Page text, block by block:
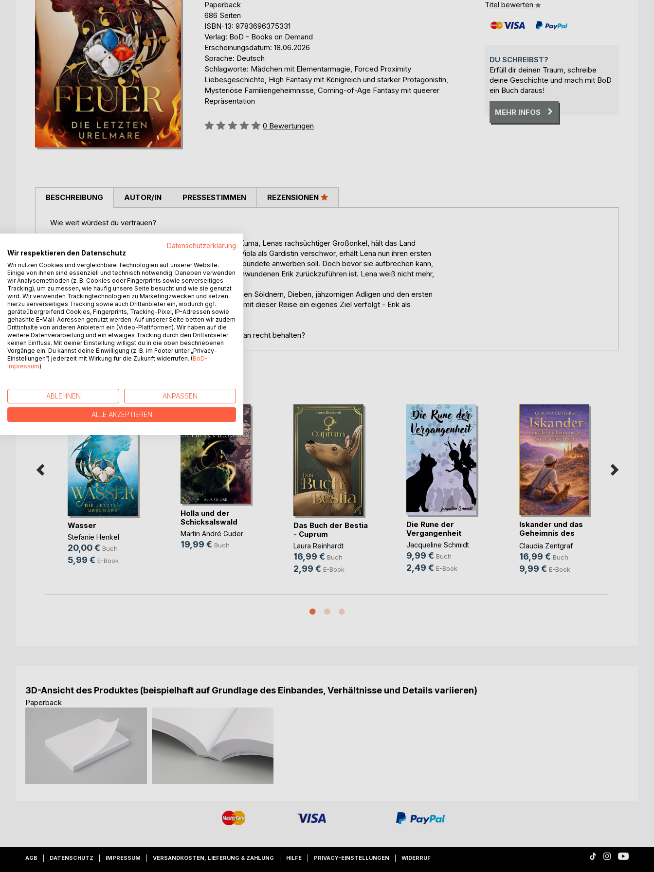
Paperback
686 Seiten
ISBN-13: 9783696375331
Verlag: BoD - Books on Demand
Erscheinungsdatum: 18.06.2026
Sprache: Deutsch
Schlagworte: Mädchen mit Elementarmagie, Forced Proximity
Liebesgeschichte, High Fantasy mit Königreich und starker Protagonistin,
Mysteriöse Familiengeheimnisse, Coming-of-Age Fantasy mit queerer
Repräsentation
Bewertung::
0 Bewertungen
Titel bewerten
DU SCHREIBST?
Erfüll dir deinen Traum, schreibe
deine Geschichte und mach mit BoD
ein Buch daraus!
MEHR INFOS
BESCHREIBUNG
Wie weit würdest du vertrauen?
Der erste Sieg für die Rebellion ist errungen, doch König Zuma, Lenas rachsüchtiger Großonkel, hält das Land
weiterhin in seinen Fängen. Nachdem sie sich Prinzessin Viola als Gardistin verschwor, erhält Lena nun ihren ersten
Auftrag: eine Reise durch ganz Elso, bei der sie adlige Verbündete anwerben soll. Doch bevor sie aufbrechen kann,
kommt es zu einem grausamen Vorfall, der auf den verschwundenen Erik zurückzuführen ist. Lena weiß nicht mehr,
was sie glauben soll. Ist er doch ein Verräter?
Séran wird zu ihrem neuen Reisebegleiter ernannt. Zwischen Söldnern, Dieben, jähzornigen Adligen und den ersten
Funken ihres neuen Elements ahnt Lena nicht, dass Séran mit dieser Reise ein eigenes Ziel verfolgt - Erik als
Verräter zu entlarven, koste es, was es wolle ...
Wird Lena Eriks Unschuld beweisen können oder wird Séran recht behalten?
AUTOR/IN PRESSESTIMMEN REZENSIONEN
Wasser
Stefanie Henkel
20,00 € Buch
5,99 € E-Book
Holla und der
Schicksalswald
Martin André Guder
19,99 € Buch
Das Buch der Bestia
- Cuprum
Laura Reinhardt
16,99 € Buch
2,99 € E-Book
Die Rune der
Vergangenheit
Jacqueline Schmidt
9,99 € Buch
2,49 € E-Book
Iskander und das
Geheimnis des
Sou(...)
Claudia Zentgraf
16,99 € Buch
9,99 € E-Book
3D-Ansicht des Produktes (beispielhaft auf Grundlage des Einbandes, Verhältnisse und Details variieren)
Paperback
AGB DATENSCHUTZ IMPRESSUM VERSANDKOSTEN, LIEFERUNG & ZAHLUNG HILFE PRIVACY-EINSTELLUNGEN WIDERRUF
Datenschutzerklärung
Wir respektieren den Datenschutz
Wir nutzen Cookies und vergleichbare Technologien auf unserer Website.
Einige von ihnen sind essenziell und technisch notwendig. Daneben verwenden
wir Analysemethoden (z. B. Cookies oder Fingerprints sowie serverseitiges
Tracking), um zu messen, wie häufig unsere Seite besucht und wie sie genutzt
wird. Wir verwenden Trackingtechnologien zu Marketingzwecken und setzen
hierzu serverseitiges Tracking sowie auch Drittanbieter ein, wodurch ggf.
geräteübergreifend Cookies, Fingerprints, Tracking-Pixel, IP-Adressen sowie
gehashte E-Mail-Adressen genutzt werden. Auf unserer Seite betten wir zudem
Drittinhalte von anderen Anbietern ein (Video-Plattformen). Wir haben auf die
weitere Datenverarbeitung und ein etwaiges Tracking durch den Drittanbieter
keinen Einfluss. Mit deiner Einstellung willigst du in die oben beschriebenen
Vorgänge ein. Du kannst deine Einwilligung (z. B. im Footer unter „Privacy-
Einstellungen“) jederzeit mit Wirkung für die Zukunft widerrufen. (BoD-
Impressum)
ABLEHNEN ANPASSEN
ALLE AKZEPTIEREN